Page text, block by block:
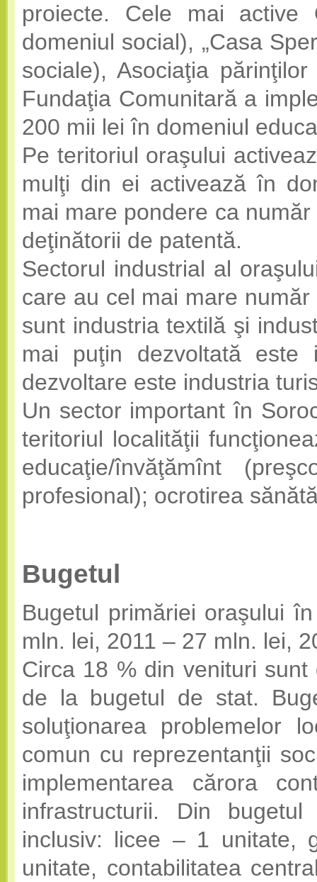
proiecte. Cele mai active
domeniul social), „Casa
sociale), Asociaţia
Fundaţia Comunitară a
200 mii lei în domeniul
Pe teritoriul oraşului
mulţi din ei activează în
mai mare pondere ca
deţinătorii de patentă.
Sectorul industrial al
care au cel mai mare
sunt industria textilă şi
mai puţin dezvoltată este
dezvoltare este industria
Un sector important în
teritoriul localităţii
educaţie/învăţămînt
profesional); ocrotirea
Bugetul
Bugetul primăriei oraşului
mln. lei, 2011 – 27 mln. lei,
Circa 18 % din venituri
de la bugetul de stat.
soluţionarea problemelor
comun cu reprezentanţii
implementarea cărora
infrastructurii. Din
inclusiv: licee – 1 unitate,
unitate, contabilitatea